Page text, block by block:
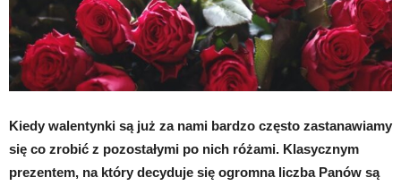
Kiedy walentynki są już za nami bardzo często zastanawiamy
się co zrobić z pozostałymi po nich różami. Klasycznym
prezentem, na który decyduje się ogromna liczba Panów są